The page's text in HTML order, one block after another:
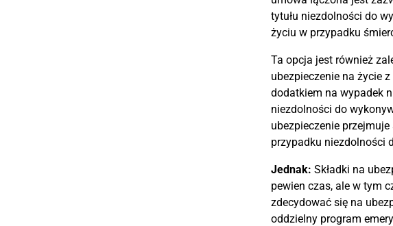
tytułu niezdolności do
życiu w przypadku
Ta opcja jest również
ubezpieczenie na życie
dodatkiem na wypadek
niezdolności do
ubezpieczenie
przypadku niezdolności
Jednak: Składki na
pewien czas, ale w tym
zdecydować się na
oddzielny program